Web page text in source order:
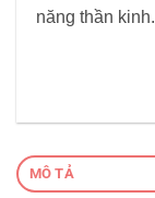
năng thần kinh.
MÔ TẢ